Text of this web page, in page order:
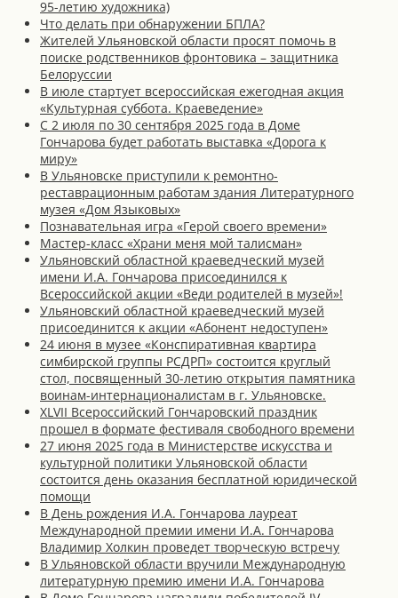
95-летию художника)
Что делать при обнаружении БПЛА?
Жителей Ульяновской области просят помочь в
поиске родственников фронтовика – защитника
Белоруссии
В июле стартует всероссийская ежегодная акция
«Культурная суббота. Краеведение»
С 2 июля по 30 сентября 2025 года в Доме
Гончарова будет работать выставка «Дорога к
миру»
В Ульяновске приступили к ремонтно-
реставрационным работам здания Литературного
музея «Дом Языковых»
Познавательная игра «Герой своего времени»
Мастер-класс «Храни меня мой талисман»
Ульяновский областной краеведческий музей
имени И.А. Гончарова присоединился к
Всероссийской акции «Веди родителей в музей»!
Ульяновский областной краеведческий музей
присоединится к акции «Абонент недоступен»
24 июня в музее «Конспиративная квартира
симбирской группы РСДРП» состоится круглый
стол, посвященный 30-летию открытия памятника
воинам-интернационалистам в г. Ульяновске.
XLVII Всероссийский Гончаровский праздник
прошел в формате фестиваля свободного времени
27 июня 2025 года в Министерстве искусства и
культурной политики Ульяновской области
состоится день оказания бесплатной юридической
помощи
В День рождения И.А. Гончарова лауреат
Международной премии имени И.А. Гончарова
Владимир Холкин проведет творческую встречу
В Ульяновской области вручили Международную
литературную премию имени И.А. Гончарова